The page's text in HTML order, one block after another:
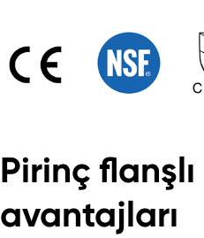
Pirinç
avantajları